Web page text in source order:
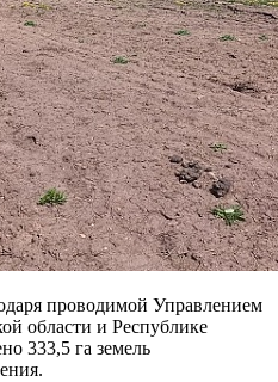
проводимой Управлением
области и Республике
333,5 га земель